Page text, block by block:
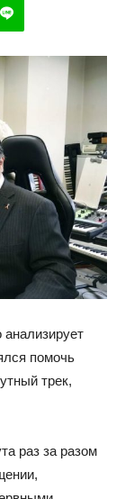
анализирует
помочь
трек,
раз за разом